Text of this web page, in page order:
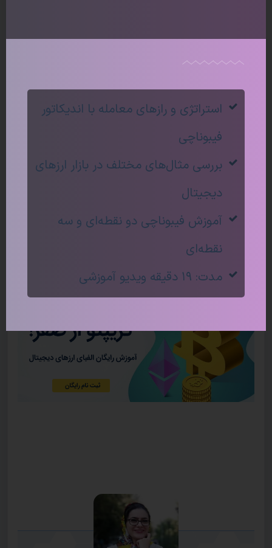
تله گاوی یکی از مهم‌ترین و تاثیرگذارترین خطاهای تحلیل
بتوانید به‌درستی علائم تغییر روند نزولی و تبدیل آن به روند
صعودی را بشناسید هرگز در دام این تله نخواهید افتاد.
با وجود خطرناک این تله گاوی و احتمال بالای از دست دادن
سرمایه باید اشاره کنم که با تنظیم حد ضرر درست به‌راحتی
آیا شما تا به‌حال تجربه در دام تله گاوی افتادن را داشته‌اید؟
استراتژی و رازهای معامله با اندیکاتور
فیبوناچی
بررسی مثال‌های مختلف در بازار ارزهای
دیجیتال
آموزش فیبوناچی دو نقطه‌ای و سه
نقطه‌ای
مدت: ۱۹ دقیقه ویدیو آموزشی